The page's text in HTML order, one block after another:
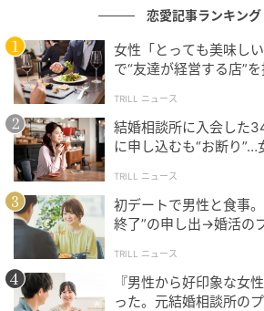
余計な説明を並べないから、発した
ぐ届く。
沈黙を挟むことで、自分の価値を
経験と自信があるから、自然に沈黙
アドバイスまとめ
現役ホステスが圧倒された「一流男
方」には、次の3つがあります。
恋愛記事ランキング
女性「とっても美味し
で“友達が経営する店”
TRILL ニュース
結婚相談所に入会した
に申し込むも“お断り”…
TRILL ニュース
初デートで男性と食事
終了”の申し出→婚活の
TRILL ニュース
『男性から好印象な女
った。元結婚相談所の